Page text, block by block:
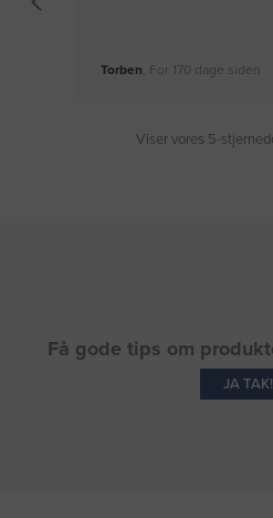
Torben , For 170 dage siden
Viser vores 5-
Få gode tips om
JA TAK!